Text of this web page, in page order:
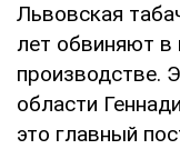
Львовская
лет обвиняют в
производстве.
области
это главный